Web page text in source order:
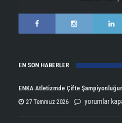
EN SON HABERLER
ENKA Atletizmde Çifte
27 Temmuz 2026
ENKA
yorumlar